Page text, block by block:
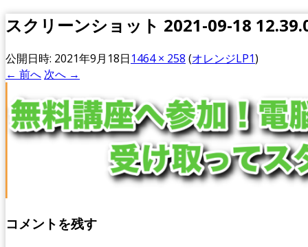
スクリーンショット 2021-09-18
公開日時: 2021年9月18日1464 × 258 (オレンジLP1)
← 前へ 次へ →
コメントを残す